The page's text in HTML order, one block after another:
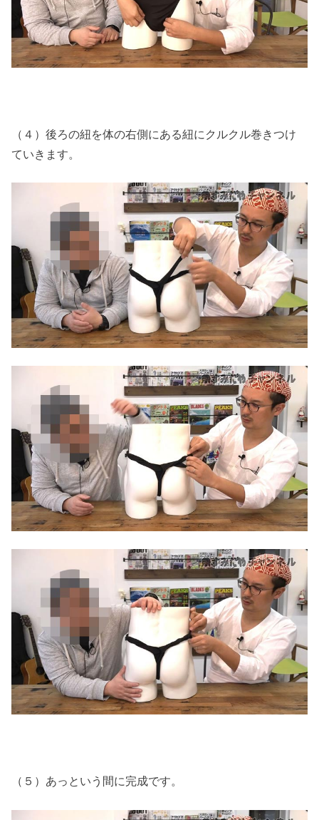
（４）後ろの紐を体の右側にある紐にクルクル巻きつけ
ていきます。
（５）あっという間に完成です。